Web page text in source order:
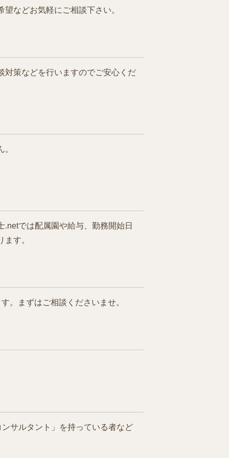
などお気軽にご相談下さい。
対策などを行いますのでご安心くだ
では配属園や給与、勤務開始日
す。
。まずはご相談くださいませ。
サルタント」を持っている者など